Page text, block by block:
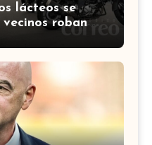
lácteos se
roban
a heridos